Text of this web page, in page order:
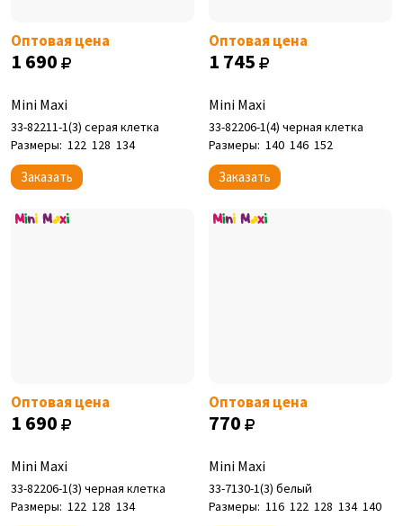
Оптовая цена
1 690
Mini Maxi
33-82211-1(3) серая клетка
Размеры: 122 128 134
Заказать
Оптовая цена
1 745
Mini Maxi
33-82206-1(4) черная клетка
Размеры: 140 146 152
Заказать
Оптовая цена
1 690
Mini Maxi
33-82206-1(3) черная клетка
Размеры: 122 128 134
Оптовая цена
770
Mini Maxi
33-7130-1(3) белый
Размеры: 116 122 128 134 140